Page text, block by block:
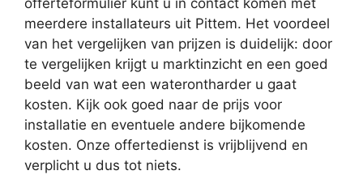
offerteformulier kunt u in contact komen met
meerdere installateurs uit Pittem. Het voordeel
van het vergelijken van prijzen is duidelijk: door
te vergelijken krijgt u marktinzicht en een goed
beeld van wat een waterontharder u gaat
kosten. Kijk ook goed naar de prijs voor
installatie en eventuele andere bijkomende
kosten. Onze offertedienst is vrijblijvend en
verplicht u dus tot niets.